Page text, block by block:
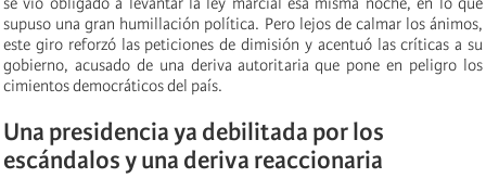
supuso una gran humillación política. Pero lejos de calmar los ánimos,
este giro reforzó las peticiones de dimisión y acentuó las críticas a su
gobierno, acusado de una deriva autoritaria que pone en peligro los
cimientos democráticos del país.
Una presidencia ya debilitada por los
escándalos y una deriva reaccionaria